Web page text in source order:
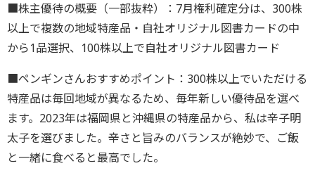
■株主優待の概要（一部抜粋）：7月権利確定分は、300株
以上で複数の地域特産品・自社オリジナル図書カードの中
から1品選択、100株以上で自社オリジナル図書カード
■ペンギンさんおすすめポイント：300株以上でいただける
特産品は毎回地域が異なるため、毎年新しい優待品を選べ
ます。2023年は福岡県と沖縄県の特産品から、私は辛子明
太子を選びました。辛さと旨みのバランスが絶妙で、ご飯
と一緒に食べると最高でした。